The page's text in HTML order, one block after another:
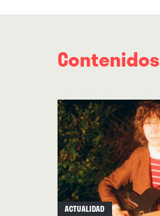
ACTUALIDAD